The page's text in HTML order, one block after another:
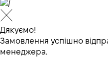
Дякуємо!
Замовлення успішно
менеджера.